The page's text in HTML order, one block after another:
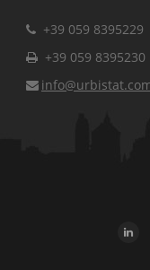
+39 059 8395229
+39 059 8395230